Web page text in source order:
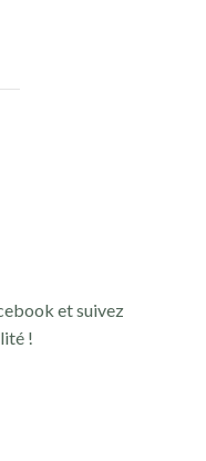
et suivez
!